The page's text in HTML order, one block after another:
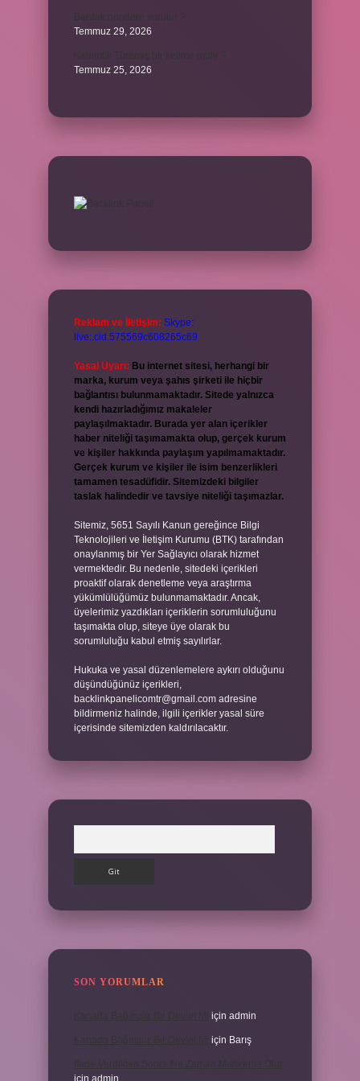
Temmuz 29, 2026
Temmuz 25, 2026
Reklam ve İletişim: Skype:
live:.cid.575569c608265c69
Yasal Uyarı: Bu internet sitesi, herhangi bir
marka, kurum veya şahıs şirketi ile hiçbir
bağlantısı bulunmamaktadır. Sitede yalnızca
kendi hazırladığımız makaleler
paylaşılmaktadır. Burada yer alan içerikler
haber niteliği taşımamakta olup, gerçek kurum
ve kişiler hakkında paylaşım yapılmamaktadır.
Gerçek kurum ve kişiler ile isim benzerlikleri
tamamen tesadüfidir. Sitemizdeki bilgiler
taslak halindedir ve tavsiye niteliği taşımazlar.
Sitemiz, 5651 Sayılı Kanun gereğince Bilgi
Teknolojileri ve İletişim Kurumu (BTK) tarafından
onaylanmış bir Yer Sağlayıcı olarak hizmet
vermektedir. Bu nedenle, sitedeki içerikleri
proaktif olarak denetleme veya araştırma
yükümlülüğümüz bulunmamaktadır. Ancak,
üyelerimiz yazdıkları içeriklerin sorumluluğunu
taşımakta olup, siteye üye olarak bu
sorumluluğu kabul etmiş sayılırlar.
Hukuka ve yasal düzenlemelere aykırı olduğunu
düşündüğünüz içerikleri,
backlinkpanelicomtr@gmail.com adresine
bildirmeniz halinde, ilgili içerikler yasal süre
içerisinde sitemizden kaldırılacaktır.
SON YORUMLAR
için admin
için Barış
için admin